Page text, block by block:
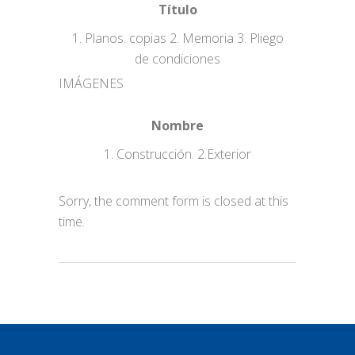
Título
1. Planos. copias 2. Memoria 3. Pliego
de condiciones
IMÁGENES
Nombre
1. Construcción. 2.Exterior
Sorry, the comment form is closed at this
time.